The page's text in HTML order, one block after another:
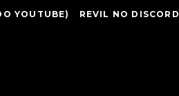
YOUTUBE) REVIL NO DISCORD